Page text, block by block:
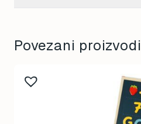
Povezani proizvodi